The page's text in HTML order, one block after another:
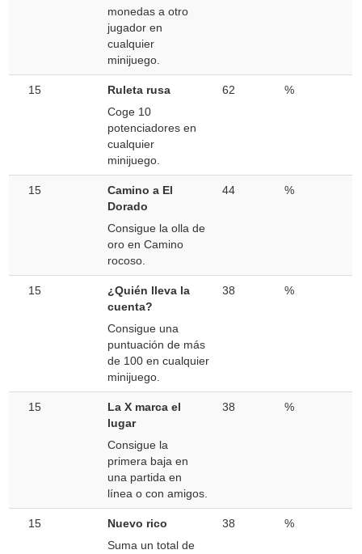
monedas a otro
jugador en
cualquier
minijuego.
15
Ruleta rusa
Coge 10
potenciadores en
cualquier
minijuego.
62 %
15
Camino a El
Dorado
Consigue la olla de
oro en Camino
rocoso.
44 %
15
¿Quién lleva la
cuenta?
Consigue una
puntuación de más
de 100 en cualquier
minijuego.
38 %
15
La X marca el
lugar
Consigue la
primera baja en
una partida en
línea o con amigos.
38 %
15
Nuevo rico
Suma un total de
38 %